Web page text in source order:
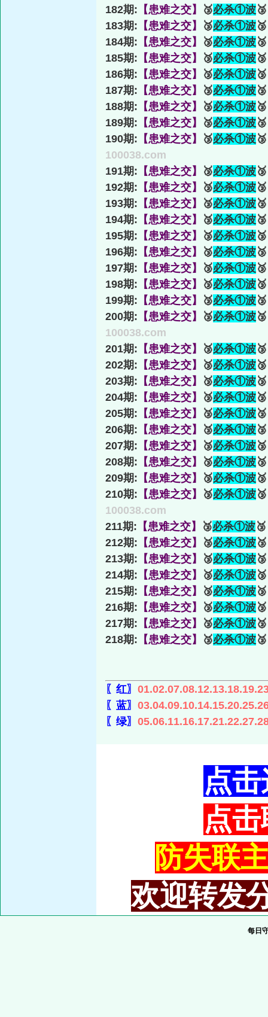
182期: 【患难之交】 🥉必杀①波
183期: 【患难之交】 🥉必杀①波
184期: 【患难之交】 🥉必杀①波
185期: 【患难之交】 🥉必杀①波
186期: 【患难之交】 🥉必杀①波
187期: 【患难之交】 🥉必杀①波
188期: 【患难之交】 🥉必杀①波
189期: 【患难之交】 🥉必杀①波
190期: 【患难之交】 🥉必杀①波
100038.com
191期: 【患难之交】 🥉必杀①波
192期: 【患难之交】 🥉必杀①波
193期: 【患难之交】 🥉必杀①波
194期: 【患难之交】 🥉必杀①波
195期: 【患难之交】 🥉必杀①波
196期: 【患难之交】 🥉必杀①波
197期: 【患难之交】 🥉必杀①波
198期: 【患难之交】 🥉必杀①波
199期: 【患难之交】 🥉必杀①波
200期: 【患难之交】 🥉必杀①波
100038.com
201期: 【患难之交】 🥉必杀①波
202期: 【患难之交】 🥉必杀①波
203期: 【患难之交】 🥉必杀①波
204期: 【患难之交】 🥉必杀①波
205期: 【患难之交】 🥉必杀①波
206期: 【患难之交】 🥉必杀①波
207期: 【患难之交】 🥉必杀①波
208期: 【患难之交】 🥉必杀①波
209期: 【患难之交】 🥉必杀①波
210期: 【患难之交】 🥉必杀①波
100038.com
211期: 【患难之交】 🥉必杀①波
212期: 【患难之交】 🥉必杀①波
213期: 【患难之交】 🥉必杀①波
214期: 【患难之交】 🥉必杀①波
215期: 【患难之交】 🥉必杀①波
216期: 【患难之交】 🥉必杀①波
217期: 【患难之交】 🥉必杀①波
218期: 【患难之交】 🥉必杀①波
〖红〗
〖蓝〗
〖绿〗
点
点
防失联
欢迎转发
每日